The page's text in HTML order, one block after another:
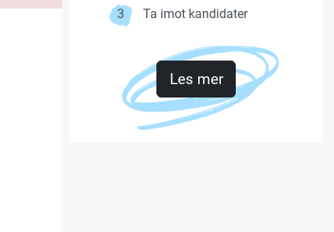
3 Ta imot kandidater
Les mer